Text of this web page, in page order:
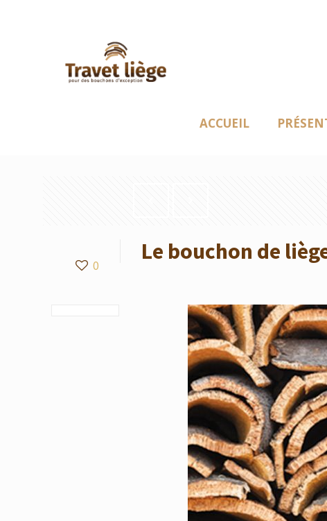
ACCUEIL
0
Le bouchon de